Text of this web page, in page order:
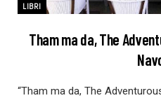
LIBRI
Tham ma da, The
“Tham ma da, The